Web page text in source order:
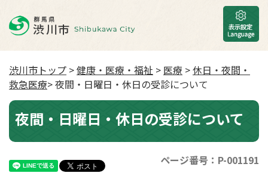
渋川市トップ >健康・医療・福祉 > 医療 >休日・夜間・
救急医療> 夜間・日曜日・休日の受診について
夜間・日曜日・休日の受診について
ページ番号：P-001191